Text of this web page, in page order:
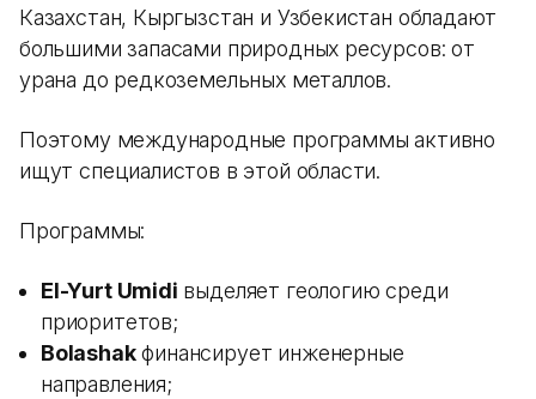
Казахстан, Кыргызстан и Узбекистан обладают
большими запасами природных ресурсов: от
урана до редкоземельных металлов.
Поэтому международные программы активно
ищут специалистов в этой области.
Программы:
El-Yurt Umidi выделяет геологию среди
приоритетов;
Bolashakфинансирует инженерные
направления;